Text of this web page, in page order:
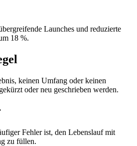
Launches und reduzierte
18 %.
keinen Umfang oder keinen
oder neu geschrieben werden.
Fehler ist, den Lebenslauf mit
zu füllen.